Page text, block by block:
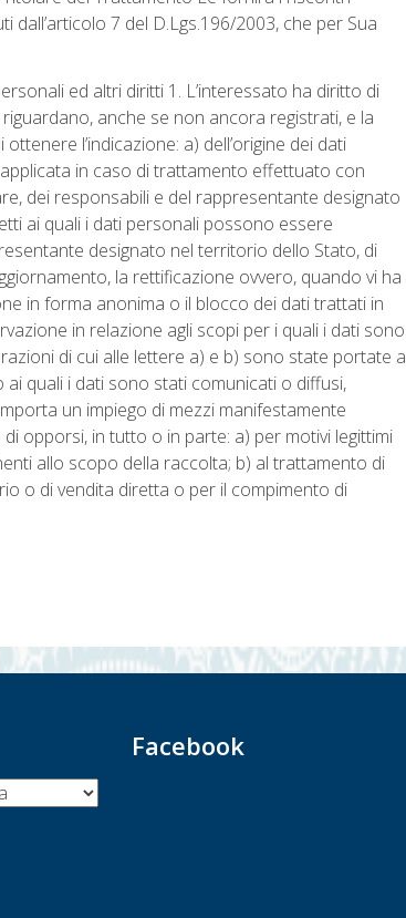
7 del D.Lgs.196/2003, che per Sua
ed altri diritti 1. L’interessato ha diritto di
anche se non ancora registrati, e la
l’indicazione: a) dell’origine dei dati
in caso di trattamento effettuato con
dei responsabili e del rappresentante designato
ai quali i dati personali possono essere
designato nel territorio dello Stato, di
la rettificazione ovvero, quando vi ha
in forma anonima o il blocco dei dati trattati in
in relazione agli scopi per i quali i dati sono
di cui alle lettere a) e b) sono state portate a
quali i dati sono stati comunicati o diffusi,
un impiego di mezzi manifestamente
opporsi, in tutto o in parte: a) per motivi legittimi
allo scopo della raccolta; b) al trattamento di
o di vendita diretta o per il compimento di
Facebook